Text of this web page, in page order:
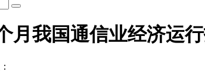
月我国通信业经济运